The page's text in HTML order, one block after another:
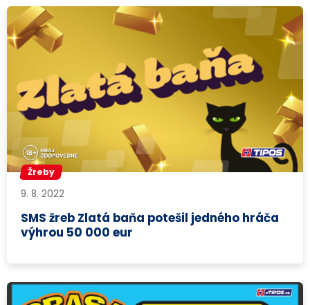
Žreby
9. 8. 2022
SMS žreb Zlatá baňa potešil jedného hráča
výhrou 50 000 eur